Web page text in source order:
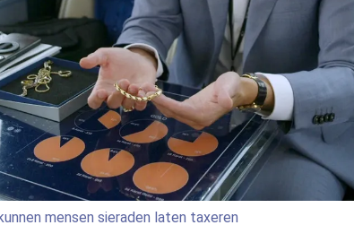
mensen sieraden laten taxeren